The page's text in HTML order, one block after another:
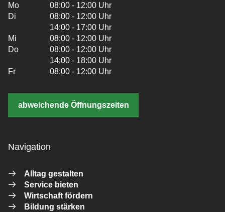
Mo
08:00 - 12:00 Uhr
Di
08:00 - 12:00 Uhr
14:00 - 17:00 Uhr
Mi
08:00 - 12:00 Uhr
Do
08:00 - 12:00 Uhr
14:00 - 18:00 Uhr
Fr
08:00 - 12:00 Uhr
abweichende Öffnungszeiten
Navigation
Alltag gestalten
Service bieten
Wirtschaft fördern
Bildung stärken